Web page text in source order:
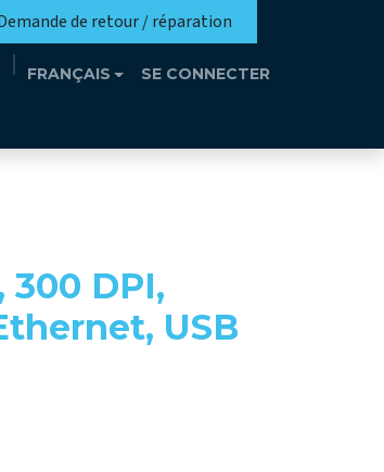
de retour / réparation
FRANÇAIS SE CONNECTER
300 DPI,
USB